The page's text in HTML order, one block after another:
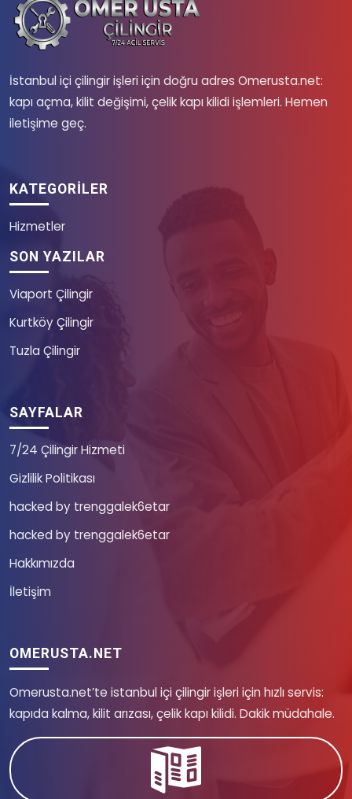
İstanbul içi çilingir işleri için doğru adres Omerusta.net:
kapı açma, kilit değişimi, çelik kapı kilidi işlemleri. Hemen
iletişime geç.
KATEGORILER
Hizmetler
SON YAZILAR
Viaport Çilingir
Kurtköy Çilingir
Tuzla Çilingir
SAYFALAR
7/24 Çilingir Hizmeti
Gizlilik Politikası
hacked by trenggalek6etar
hacked by trenggalek6etar
Hakkımızda
İletişim
OMERUSTA.NET
Omerusta.net’te istanbul içi çilingir işleri için hızlı servis:
kapıda kalma, kilit arızası, çelik kapı kilidi. Dakik müdahale.